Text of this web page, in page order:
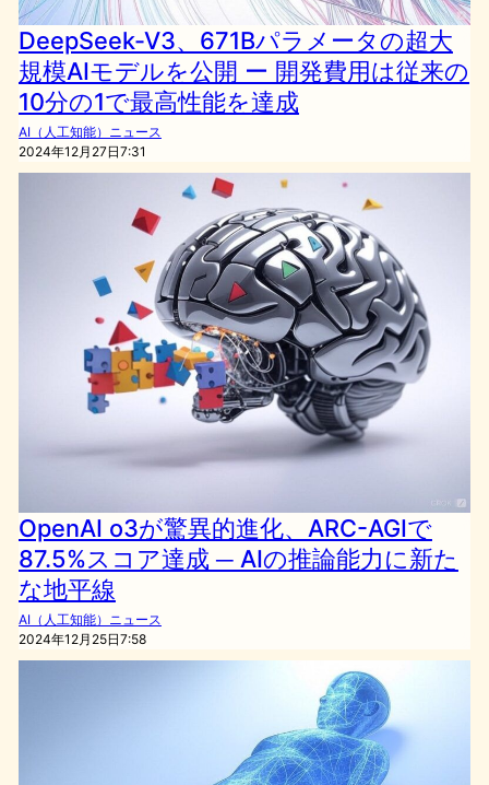
DeepSeek-V3、671Bパラメータの超大
規模AIモデルを公開 ー 開発費用は従来の
10分の1で最高性能を達成
AI（人工知能）ニュース
2024年12月27日7:31
OpenAI o3が驚異的進化、ARC-AGIで
87.5%スコア達成 ─ AIの推論能力に新た
な地平線
AI（人工知能）ニュース
2024年12月25日7:58